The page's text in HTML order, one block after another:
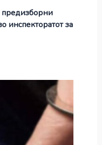
инспекторатот за